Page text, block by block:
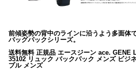
前傾姿勢の背中のラインに沿うよう多面体
バッグパックシリーズ。
送料無料 正規品 エースジーン ace. GENE
35102 リュック バックパック メンズ ビジ
プル メンズ